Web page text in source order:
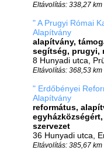
Eltávolítás: 338,27 km
" A Prugyi Római
Alapítvány
alapítvány,
segítség, prugyi,
8 Hunyadi utca,
Eltávolítás: 368,53 km
" Erdőbényei
Alapítvány
református,
szervezet
36 Hunyadi utca,
Eltávolítás: 385,67 km